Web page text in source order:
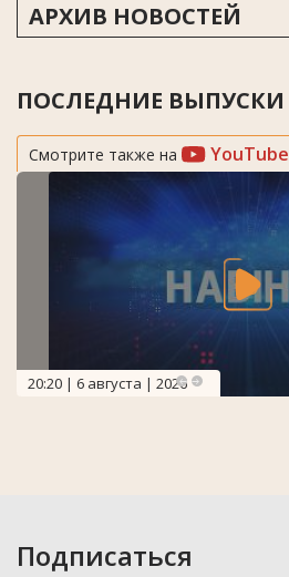
АРХИВ НОВОСТЕЙ
ПОСЛЕДНИЕ
Смотрите также на YouTube
20:20 | 6 августа | 2026
Подписаться